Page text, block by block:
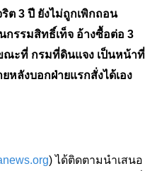
ต 3 ปี ยังไม่ถูกเพิกถอน
กรรมสิทธิ์เท็จ อ้างซื้อต่อ 3
ณะที่ กรมที่ดินแจง เป็นหน้าที่
หลังบอกฝ่ายแรกสั่งได้เอง
) ได้ติดตามนำเสนอ